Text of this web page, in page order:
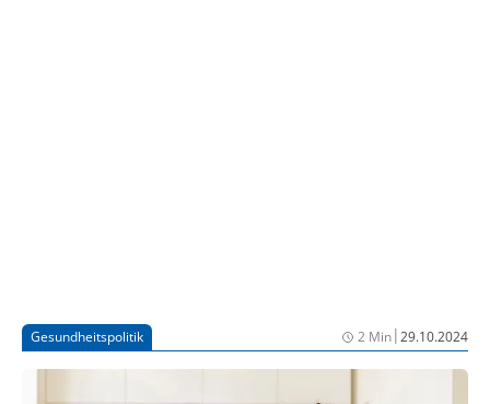
Gesundheitspolitik 2 Min|29.10.2024